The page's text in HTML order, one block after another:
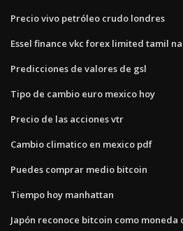
Precio vivo petróleo crudo londres
Essel finance vkc forex limited tamil
Predicciones de valores de gsl
Tipo de cambio euro mexico hoy
Precio de las acciones vtr
Cambio climatico en mexico pdf
Puedes comprar medio bitcoin
Tiempo hoy manhattan
Japón reconoce bitcoin como moneda